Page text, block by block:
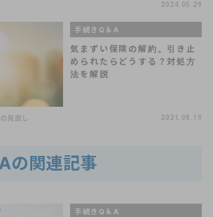
2024.05.29
手続きQ＆A
気まずい保険の解約。引き止
められたらどうする？対処方
法を解説
見直し 2021.08.19
の関連記事
手続きQ＆A